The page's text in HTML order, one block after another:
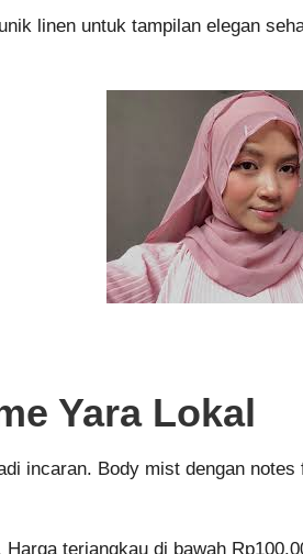
linen untuk tampilan elegan
Yara Lokal
incaran. Body mist dengan
terjangkau di bawah